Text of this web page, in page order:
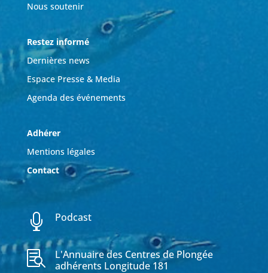
Nous soutenir
Restez informé
Dernières news
Espace Presse & Media
Agenda des événements
Adhérer
Mentions légales
Contact
 Podcast

L'Annuaire des Centres de Plongée
adhérents Longitude 181